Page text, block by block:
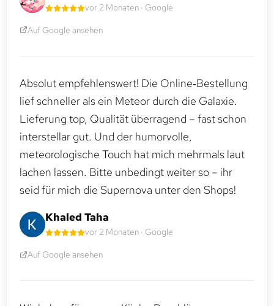
vor 2 Monaten · Google
Auf Google ansehen
Absolut empfehlenswert! Die Online‑Bestellung
lief schneller als ein Meteor durch die Galaxie.
Lieferung top, Qualität überragend – fast schon
interstellar gut. Und der humorvolle,
meteorologische Touch hat mich mehrmals laut
lachen lassen. Bitte unbedingt weiter so – ihr
seid für mich die Supernova unter den Shops!
Khaled Taha
vor 2 Monaten · Google
Auf Google ansehen